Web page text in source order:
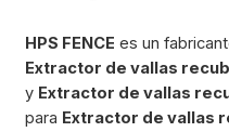
HPS FENCE es un
Extractor de vallas
y Extractor de vallas
para Extractor de vallas